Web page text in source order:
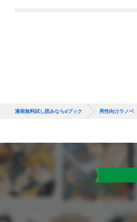
漫画無料試し読みならdブック 男性向けラノベ